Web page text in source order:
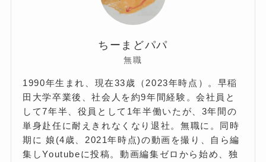
ちーまどパパ
無職
1990年生まれ、現在33歳（2023年時点）。早稲
田大学卒業後、社会人を約9年間経験。会社員と
して7年半、役員として1年半働いたが、3年間の
単身赴任に耐えきれなくなり退社。無職に。同時
期に 娘(4歳、2021年時点)の動画を撮り、自ら編
集しYoutubeに投稿。動画編集ゼロから始め、独